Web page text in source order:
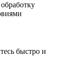
быстро и